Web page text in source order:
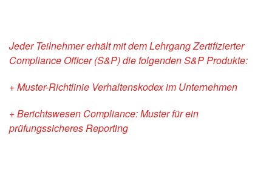
Jeder Teilnehmer erhält mit dem Lehrgang Zertifizierter
Compliance Officer (S&P) die folgenden S&P Produkte:
+ Muster-Richtlinie Verhaltenskodex im Unternehmen
+ Berichtswesen Compliance: Muster für ein
prüfungssicheres Reporting